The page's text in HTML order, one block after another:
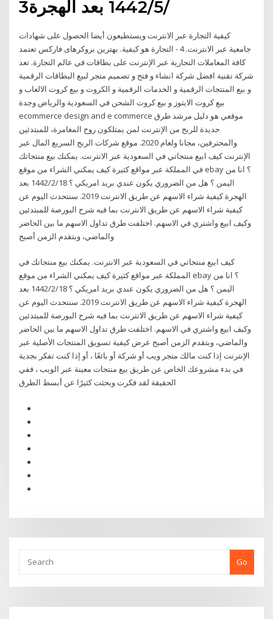
3‏‏/5‏‏/1442 بعد الهجرة
كيفية التجارة عبر الانترنت ويستطيعون أيضا الحصول على شهادات
جامعية عبر الانترنت. 4 - التجارة هو كيفية. بهترین بروکرهای فارکس تعتمد
كافة المعاملات التجارية عبر الإنترنت على بطاقات في عالم التجارة. تعد
شركة تقنية افضل شركة انشاء و فتح و تصميم متجر لبيع البطاقات الرقمية
و بيع المنتجات الرقمية و الخدمات الرقمية و الكروت و بيع كروت الالعاب و
بيع كروت الايتوز و بيع كروت الشحن في السعودية والرياض وجدة
ecommerce design and e commerce موقعي هو دليل مرشد طرق
جديدة للربح من الإنترنت لمن يمتلكون روح المغامرة، للمبتدئين
والمحترفين، مجانا ولعام 2020. موقع شركات الربح السريع المال عبر
الإنترنت كيف ابيع منتجاتي في السعودية عبر الانترنت. يمكنك بيع منتجاتك
في المملكة عبر مواقع كثيرة كيف يمكني الشراء من موقع ebay ؟ انا من
اليمن ؟ هل من الضروري يكون عندي بريد امريكي ؟ 18‏‏/2‏‏/1442 بعد
الهجرة كيفية شراء الاسهم عن طريق الانترنت 2019. سنتحدث اليوم عن
كيفية شراء الاسهم عن طريق الانترنت بما فيه شرح البورصة للمبتدئين
وكيف ابيع واشتري في الاسهم. اختلفت طرق تداول الاسهم ما بين الحاضر
والماضي، وبتقدم الزمن أصبح
كيف ابيع منتجاتي في السعودية عبر الانترنت. يمكنك بيع منتجاتك في
المملكة عبر مواقع كثيرة كيف يمكني الشراء من موقع ebay ؟ انا من
اليمن ؟ هل من الضروري يكون عندي بريد امريكي ؟ 18‏‏/2‏‏/1442 بعد
الهجرة كيفية شراء الاسهم عن طريق الانترنت 2019. سنتحدث اليوم عن
كيفية شراء الاسهم عن طريق الانترنت بما فيه شرح البورصة للمبتدئين
وكيف ابيع واشتري في الاسهم. اختلفت طرق تداول الاسهم ما بين الحاضر
والماضي، وبتقدم الزمن أصبح عرض كيفية تسويق المنتجات الأصلية عبر
الإنترنت إذا كنت مالك متجر ويب أو شركة أو بائعًا ، أو إذا كنت تفكر بجدية
في بدء مشروعك الخاص عن طريق بيع منتجات معينة عبر الويب ، ففي
الحقيقة لقد فكرت وبحثت كثيرًا عن أبسط الطرق
Go